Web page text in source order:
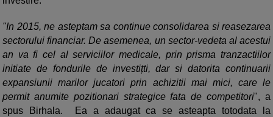
"In 2015, ne asteptam sa continue consolidarea si reasezarea
sectorului financiar. De asemenea, un sector-vedeta al acestui
an va fi cel al serviciilor medicale, prin prisma tranzactiilor
initiate de fondurile de investițti, dar si datorita continuarii
expansiunii marilor jucatori prin achizitii mai mici, care le
permit anumite pozitionari strategice fata de competitori", a
spus Birhala. Ea a adaugat ca se asteapta totodata la